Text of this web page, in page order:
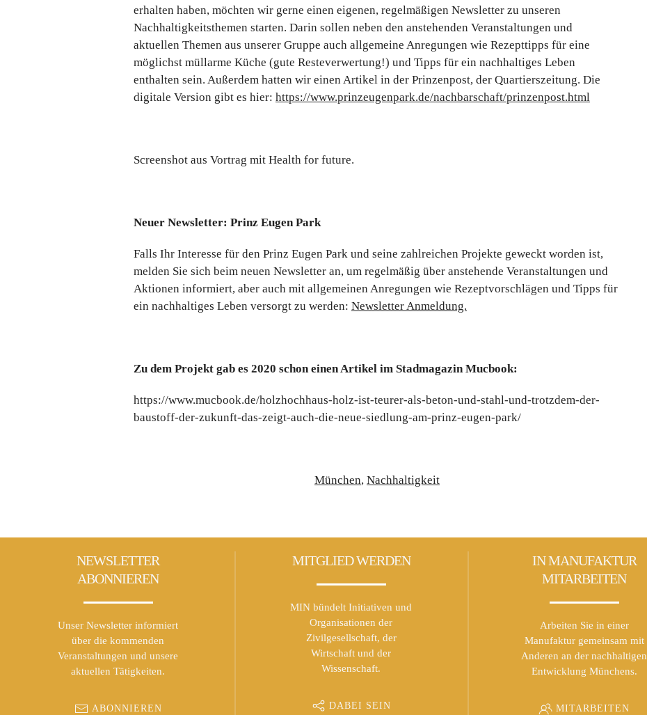
erhalten haben, möchten wir gerne einen eigenen, regelmäßigen Newsletter zu unseren
Nachhaltigkeitsthemen starten. Darin sollen neben den anstehenden Veranstaltungen und
aktuellen Themen aus unserer Gruppe auch allgemeine Anregungen wie Rezepttipps für eine
möglichst müllarme Küche (gute Resteverwertung!) und Tipps für ein nachhaltiges Leben
enthalten sein. Außerdem hatten wir einen Artikel in der Prinzenpost, der Quartierszeitung. Die
digitale Version gibt es hier: https://www.prinzeugenpark.de/nachbarschaft/prinzenpost.html
Screenshot aus Vortrag mit Health for future.
Neuer Newsletter: Prinz Eugen Park
Falls Ihr Interesse für den Prinz Eugen Park und seine zahlreichen Projekte geweckt worden ist,
melden Sie sich beim neuen Newsletter an, um regelmäßig über anstehende Veranstaltungen und
Aktionen informiert, aber auch mit allgemeinen Anregungen wie Rezeptvorschlägen und Tipps für
ein nachhaltiges Leben versorgt zu werden: Newsletter Anmeldung.
Zu dem Projekt gab es 2020 schon einen Artikel im Stadmagazin Mucbook:
https://www.mucbook.de/holzhochhaus-holz-ist-teurer-als-beton-und-stahl-und-trotzdem-der-
baustoff-der-zukunft-das-zeigt-auch-die-neue-siedlung-am-prinz-eugen-park/
München, Nachhaltigkeit
NEWSLETTER
ABONNIEREN
Unser Newsletter informiert
über die kommenden
Veranstaltungen und unsere
aktuellen Tätigkeiten.
ABONNIEREN
MITGLIED WERDEN
MIN bündelt Initiativen und
Organisationen der
Zivilgesellschaft, der
Wirtschaft und der
Wissenschaft.
DABEI SEIN
IN MANUFAKTUR
MITARBEITEN
Arbeiten Sie in einer
Manufaktur gemeinsam mit
Anderen an der nachhaltigen
Entwicklung Münchens.
MITARBEITEN